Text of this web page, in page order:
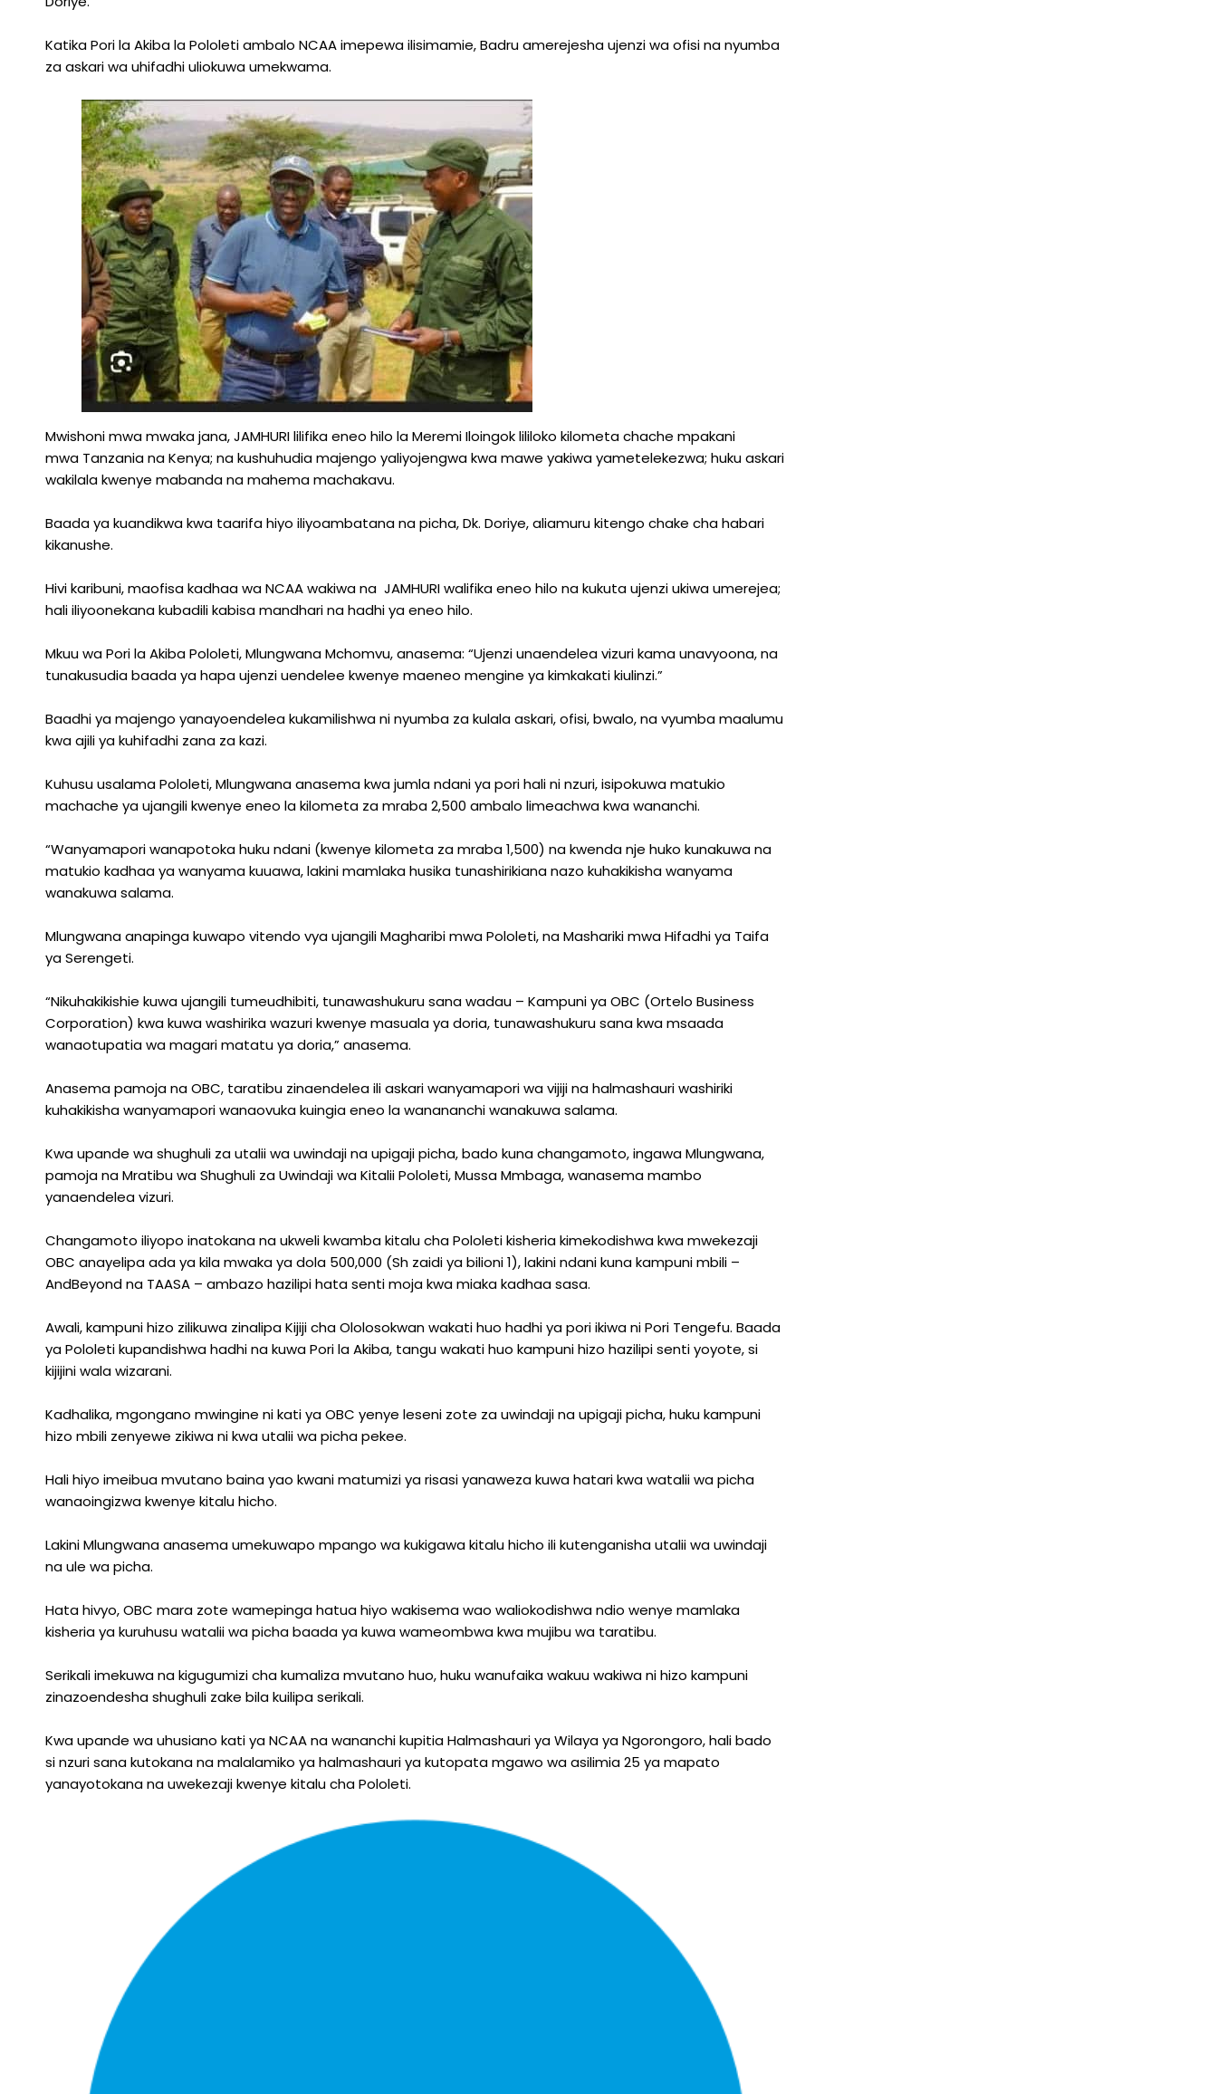
Katika Pori la Akiba la Pololeti ambalo NCAA imepewa ilisimamie, Badru amerejesha ujenzi wa ofisi na nyumba
za askari wa uhifadhi uliokuwa umekwama.
Mwishoni mwa mwaka jana, JAMHURI lilifika eneo hilo la Meremi Iloingok lililoko kilometa chache mpakani
mwa Tanzania na Kenya; na kushuhudia majengo yaliyojengwa kwa mawe yakiwa yametelekezwa; huku askari
wakilala kwenye mabanda na mahema machakavu.
Baada ya kuandikwa kwa taarifa hiyo iliyoambatana na picha, Dk. Doriye, aliamuru kitengo chake cha habari
kikanushe.
Hivi karibuni, maofisa kadhaa wa NCAA wakiwa na JAMHURI walifika eneo hilo na kukuta ujenzi ukiwa umerejea;
hali iliyoonekana kubadili kabisa mandhari na hadhi ya eneo hilo.
Mkuu wa Pori la Akiba Pololeti, Mlungwana Mchomvu, anasema: “Ujenzi unaendelea vizuri kama unavyoona, na
tunakusudia baada ya hapa ujenzi uendelee kwenye maeneo mengine ya kimkakati kiulinzi.”
Baadhi ya majengo yanayoendelea kukamilishwa ni nyumba za kulala askari, ofisi, bwalo, na vyumba maalumu
kwa ajili ya kuhifadhi zana za kazi.
Kuhusu usalama Pololeti, Mlungwana anasema kwa jumla ndani ya pori hali ni nzuri, isipokuwa matukio
machache ya ujangili kwenye eneo la kilometa za mraba 2,500 ambalo limeachwa kwa wananchi.
“Wanyamapori wanapotoka huku ndani (kwenye kilometa za mraba 1,500) na kwenda nje huko kunakuwa na
matukio kadhaa ya wanyama kuuawa, lakini mamlaka husika tunashirikiana nazo kuhakikisha wanyama
wanakuwa salama.
Mlungwana anapinga kuwapo vitendo vya ujangili Magharibi mwa Pololeti, na Mashariki mwa Hifadhi ya Taifa
ya Serengeti.
“Nikuhakikishie kuwa ujangili tumeudhibiti, tunawashukuru sana wadau – Kampuni ya OBC (Ortelo Business
Corporation) kwa kuwa washirika wazuri kwenye masuala ya doria, tunawashukuru sana kwa msaada
wanaotupatia wa magari matatu ya doria,” anasema.
Anasema pamoja na OBC, taratibu zinaendelea ili askari wanyamapori wa vijiji na halmashauri washiriki
kuhakikisha wanyamapori wanaovuka kuingia eneo la wanananchi wanakuwa salama.
Kwa upande wa shughuli za utalii wa uwindaji na upigaji picha, bado kuna changamoto, ingawa Mlungwana,
pamoja na Mratibu wa Shughuli za Uwindaji wa Kitalii Pololeti, Mussa Mmbaga, wanasema mambo
yanaendelea vizuri.
Changamoto iliyopo inatokana na ukweli kwamba kitalu cha Pololeti kisheria kimekodishwa kwa mwekezaji
OBC anayelipa ada ya kila mwaka ya dola 500,000 (Sh zaidi ya bilioni 1), lakini ndani kuna kampuni mbili –
AndBeyond na TAASA – ambazo hazilipi hata senti moja kwa miaka kadhaa sasa.
Awali, kampuni hizo zilikuwa zinalipa Kijiji cha Ololosokwan wakati huo hadhi ya pori ikiwa ni Pori Tengefu. Baada
ya Pololeti kupandishwa hadhi na kuwa Pori la Akiba, tangu wakati huo kampuni hizo hazilipi senti yoyote, si
kijijini wala wizarani.
Kadhalika, mgongano mwingine ni kati ya OBC yenye leseni zote za uwindaji na upigaji picha, huku kampuni
hizo mbili zenyewe zikiwa ni kwa utalii wa picha pekee.
Hali hiyo imeibua mvutano baina yao kwani matumizi ya risasi yanaweza kuwa hatari kwa watalii wa picha
wanaoingizwa kwenye kitalu hicho.
Lakini Mlungwana anasema umekuwapo mpango wa kukigawa kitalu hicho ili kutenganisha utalii wa uwindaji
na ule wa picha.
Hata hivyo, OBC mara zote wamepinga hatua hiyo wakisema wao waliokodishwa ndio wenye mamlaka
kisheria ya kuruhusu watalii wa picha baada ya kuwa wameombwa kwa mujibu wa taratibu.
Serikali imekuwa na kigugumizi cha kumaliza mvutano huo, huku wanufaika wakuu wakiwa ni hizo kampuni
zinazoendesha shughuli zake bila kuilipa serikali.
Kwa upande wa uhusiano kati ya NCAA na wananchi kupitia Halmashauri ya Wilaya ya Ngorongoro, hali bado
si nzuri sana kutokana na malalamiko ya halmashauri ya kutopata mgawo wa asilimia 25 ya mapato
yanayotokana na uwekezaji kwenye kitalu cha Pololeti.